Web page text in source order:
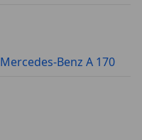
Mercedes-Benz A 170